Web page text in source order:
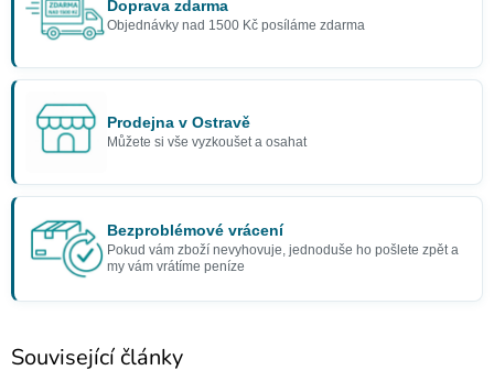
Doprava zdarma
Objednávky nad 1500 Kč posíláme zdarma
Prodejna v Ostravě
Můžete si vše vyzkoušet a osahat
Bezproblémové vrácení
Pokud vám zboží nevyhovuje, jednoduše ho pošlete zpět a
my vám vrátíme peníze
Související články